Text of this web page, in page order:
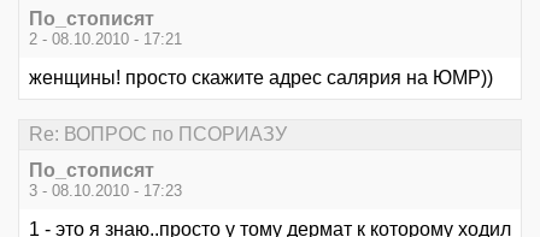
По_стописят
2 - 08.10.2010 - 17:21
женщины! просто скажите адрес салярия на ЮМР))
Re: ВОПРОС по ПСОРИАЗУ
По_стописят
3 - 08.10.2010 - 17:23
1 - это я знаю..просто у тому дермат к которому ходил